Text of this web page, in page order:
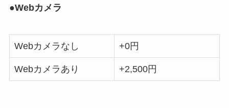
●Webカメラ
Webカメラなし +0円
Webカメラあり +2,500円